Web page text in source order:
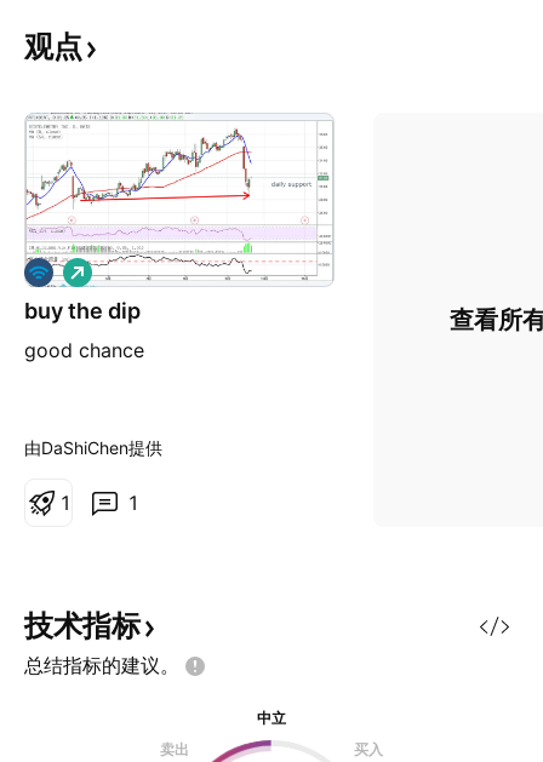
观点
buy the dip
good chance
做
多
由DaShiChen提供
1
1
查看所
技术指标
总结指标的建议。
中立
卖出
买入